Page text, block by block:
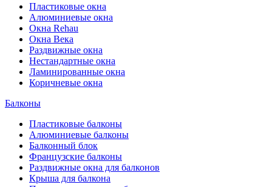
Пластиковые окна
Алюминиевые окна
Окна Rehau
Окна Века
Раздвижные окна
Нестандартные окна
Ламинированные окна
Коричневые окна
Балконы
Пластиковые балконы
Алюминиевые балконы
Балконный блок
Французские балконы
Раздвижные окна для балконов
Крыша для балкона